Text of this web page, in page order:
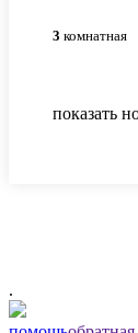
3 комнатная
показать
.